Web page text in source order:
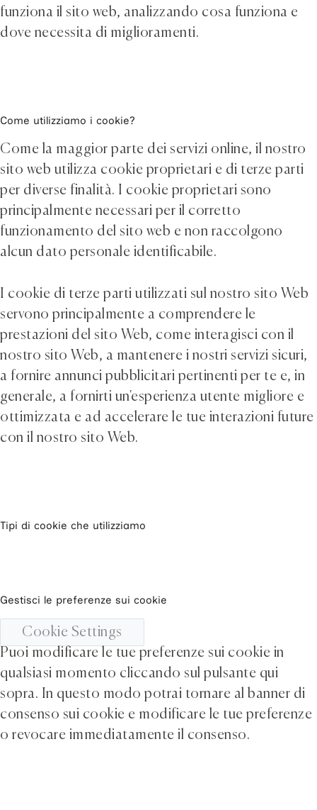
funziona il sito web, analizzando cosa funziona e
dove necessita di miglioramenti.
Come utilizziamo i cookie?
Come la maggior parte dei servizi online, il nostro
sito web utilizza cookie proprietari e di terze parti
per diverse finalità. I cookie proprietari sono
principalmente necessari per il corretto
funzionamento del sito web e non raccolgono
alcun dato personale identificabile.
I cookie di terze parti utilizzati sul nostro sito Web
servono principalmente a comprendere le
prestazioni del sito Web, come interagisci con il
nostro sito Web, a mantenere i nostri servizi sicuri,
a fornire annunci pubblicitari pertinenti per te e, in
generale, a fornirti un'esperienza utente migliore e
ottimizzata e ad accelerare le tue interazioni future
con il nostro sito Web.
Tipi di cookie che utilizziamo
Gestisci le preferenze sui cookie
Cookie Settings
Puoi modificare le tue preferenze sui cookie in
qualsiasi momento cliccando sul pulsante qui
sopra. In questo modo potrai tornare al banner di
consenso sui cookie e modificare le tue preferenze
o revocare immediatamente il consenso.